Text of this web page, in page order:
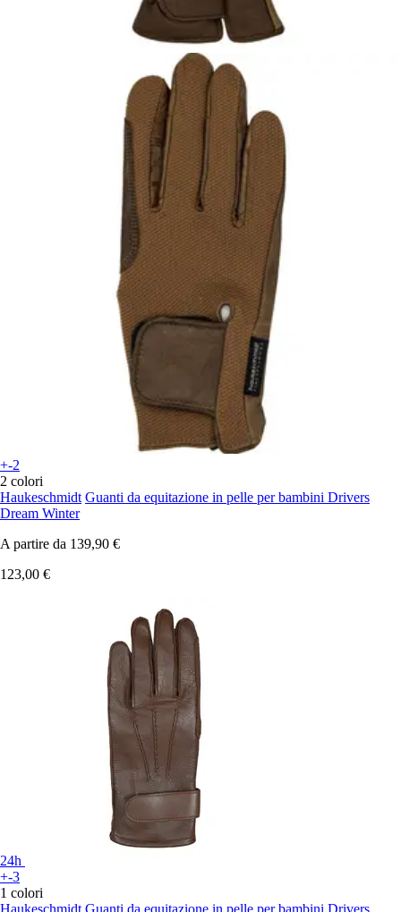
+-2
2 colori
Haukeschmidt Guanti da equitazione in pelle per bambini Drivers
Dream Winter
A partire da 139,90 €
123,00 €
24h
+-3
1 colori
Haukeschmidt Guanti da equitazione in pelle per bambini Drivers